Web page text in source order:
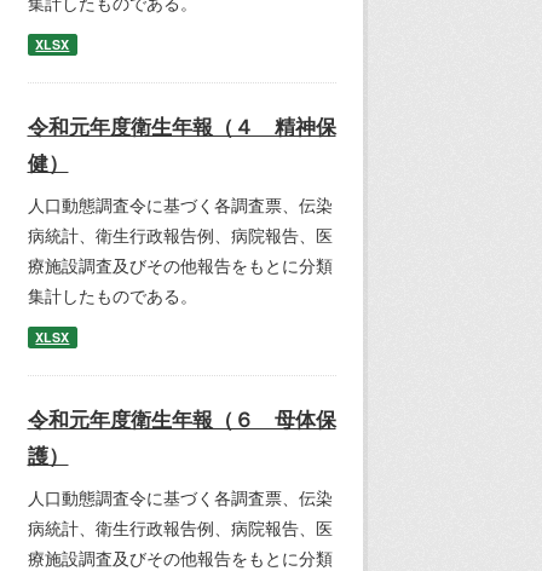
XLSX
令和元年度衛生年報（４ 精神保
健）
人口動態調査令に基づく各調査票、伝染
病統計、衛生行政報告例、病院報告、医
療施設調査及びその他報告をもとに分類
集計したものである。
XLSX
令和元年度衛生年報（６ 母体保
護）
人口動態調査令に基づく各調査票、伝染
病統計、衛生行政報告例、病院報告、医
療施設調査及びその他報告をもとに分類